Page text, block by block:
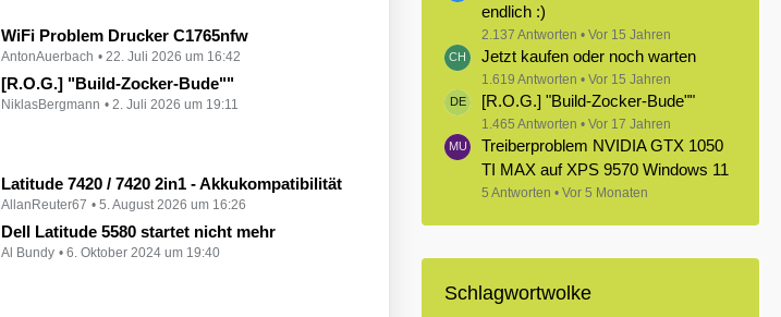
WiFi Problem Drucker C1765nfw
AntonAuerbach 22. Juli 2026 um 16:42
[R.O.G.] "Build-Zocker-Bude""
NiklasBergmann 2. Juli 2026 um 19:11
Latitude 7420 / 7420 2in1 - Akkukompatibilität
AllanReuter67 5. August 2026 um 16:26
Dell Latitude 5580 startet nicht mehr
Al Bundy 6. Oktober 2024 um 19:40
endlich :)
2.137 Antworten Vor 15 Jahren
Jetzt kaufen oder noch warten
1.619 Antworten Vor 15 Jahren
[R.O.G.] "Build-Zocker-Bude""
1.465 Antworten Vor 17 Jahren
Treiberproblem NVIDIA GTX 1050
TI MAX auf XPS 9570 Windows 11
5 Antworten Vor 5 Monaten
Schlagwortwolke